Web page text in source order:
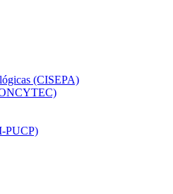
(CISEPA)
PUCP)